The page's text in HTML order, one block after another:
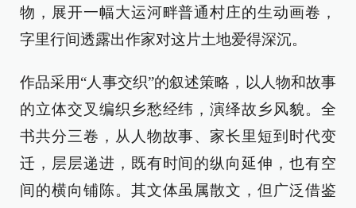
物，展开一幅大运河畔普通村庄的生动画卷，
字里行间透露出作家对这片土地爱得深沉。
作品采用“人事交织”的叙述策略，以人物和故事
的立体交叉编织乡愁经纬，演绎故乡风貌。全
书共分三卷，从人物故事、家长里短到时代变
迁，层层递进，既有时间的纵向延伸，也有空
间的横向铺陈。其文体虽属散文，但广泛借鉴